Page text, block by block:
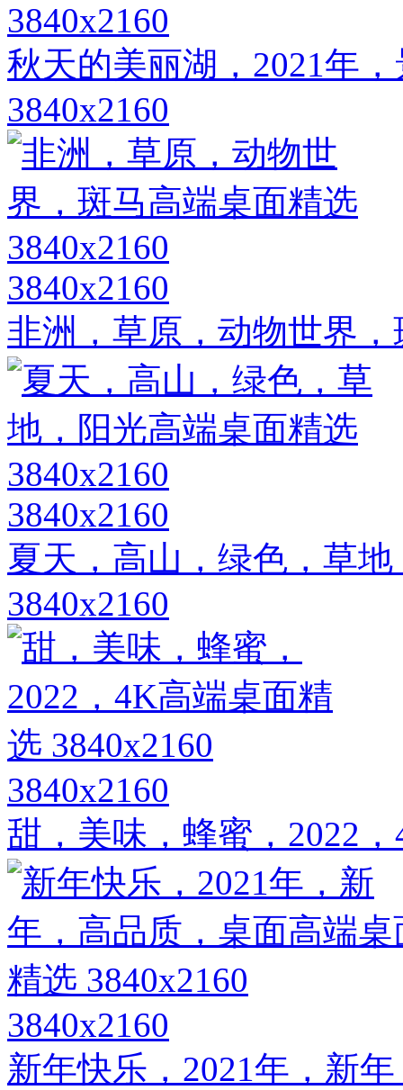
3840x2160
秋天的美丽湖，2021年
3840x2160
3840x2160
非洲，草原，动物世界
3840x2160
夏天，高山，绿色，草
3840x2160
3840x2160
甜，美味，蜂蜜，2022
3840x2160
新年快乐，2021年，新